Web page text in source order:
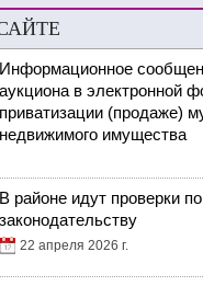
Информационное
аукциона в электронной
приватизации (продаже)
недвижимого имущества
В районе идут проверки
законодательству
22 апреля 2026 г.